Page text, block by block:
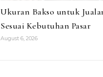
Ukuran Bakso untuk
Sesuai Kebutuhan Pasar
August 6, 2026